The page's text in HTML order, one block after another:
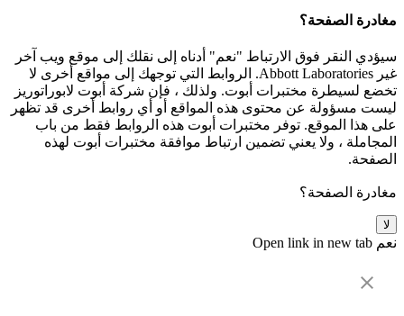
مغادرة الصفحة؟
سيؤدي النقر فوق الارتباط "نعم" أدناه إلى نقلك إلى موقع ويب آخر
غير Abbott Laboratories. الروابط التي توجهك إلى مواقع أخرى لا
تخضع لسيطرة مختبرات أبوت. ولذلك ، فإن شركة أبوت لابوراتوريز
ليست مسؤولة عن محتوى هذه المواقع أو أي روابط أخرى قد تظهر
على هذا الموقع. توفر مختبرات أبوت هذه الروابط فقط من باب
المجاملة ، ولا يعني تضمين ارتباط موافقة مختبرات أبوت لهذه
الصفحة.
مغادرة الصفحة؟
لا
نعم Open link in new tab